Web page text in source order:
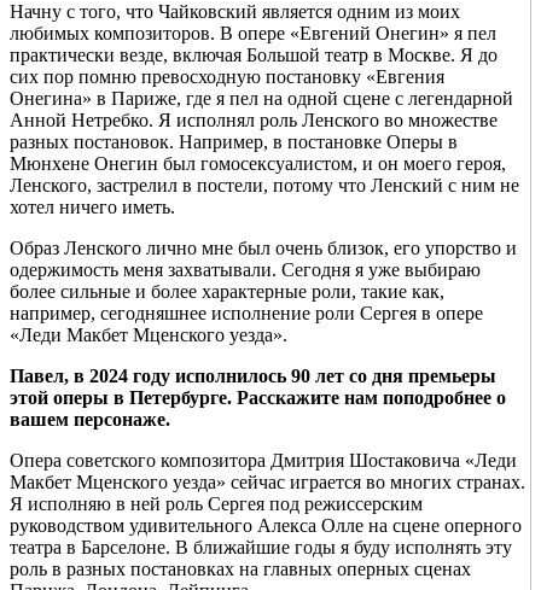
Начну с того, что Чайковский является одним из моих
любимых композиторов. В опере «Евгений Онегин» я пел
практически везде, включая Большой театр в Москве. Я до
сих пор помню превосходную постановку «Евгения
Онегина» в Париже, где я пел на одной сцене с легендарной
Анной Нетребко. Я исполнял роль Ленского во множестве
разных постановок. Например, в постановке Оперы в
Мюнхене Онегин был гомосексуалистом, и он моего героя,
Ленского, застрелил в постели, потому что Ленский с ним не
хотел ничего иметь.
Образ Ленского лично мне был очень близок, его упорство и
одержимость меня захватывали. Сегодня я уже выбираю
более сильные и более характерные роли, такие как,
например, сегодняшнее исполнение роли Сергея в опере
«Леди Макбет Мценского уезда».
Павел, в 2024 году исполнилось 90 лет со дня премьеры
этой оперы в Петербурге. Расскажите нам поподробнее о
вашем персонаже.
Опера советского композитора Дмитрия Шостаковича «Леди
Макбет Мценского уезда» сейчас играется во многих странах.
Я исполняю в ней роль Сергея под режиссерским
руководством удивительного Алекса Олле на сцене оперного
театра в Барселоне. В ближайшие годы я буду исполнять эту
роль в разных постановках на главных оперных сценах